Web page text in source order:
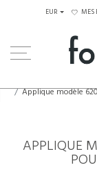
EUR MES
Applique modèle
APPLIQUE